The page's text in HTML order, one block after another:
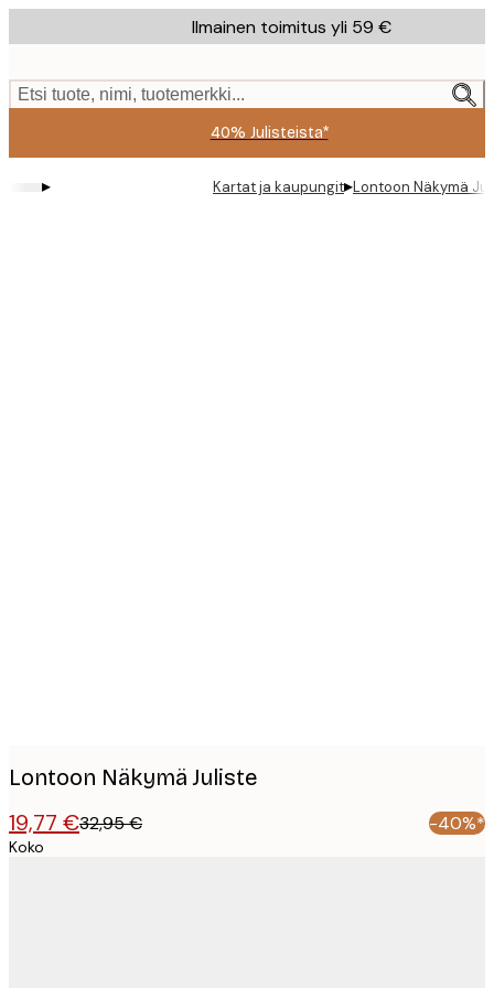
to
content.
Ilmainen toimitus yli 59 €
Etsi tuote, nimi, tuotemerkki...
40% Julisteista*
▸ Kartat ja kaupungit▸Lontoon Näkymä
Lontoon Näkymä Juliste
19,77 €32,95 € -40%*
Koko